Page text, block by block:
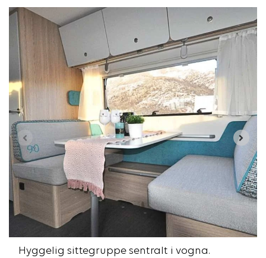
Hyggelig sittegruppe sentralt i vogna.